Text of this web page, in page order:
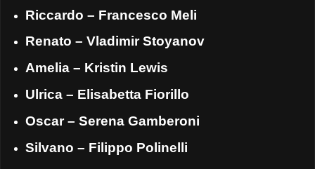
Riccardo – Francesco Meli
Renato – Vladimir Stoyanov
Amelia – Kristin Lewis
Ulrica – Elisabetta Fiorillo
Oscar – Serena Gamberoni
Silvano – Filippo Polinelli